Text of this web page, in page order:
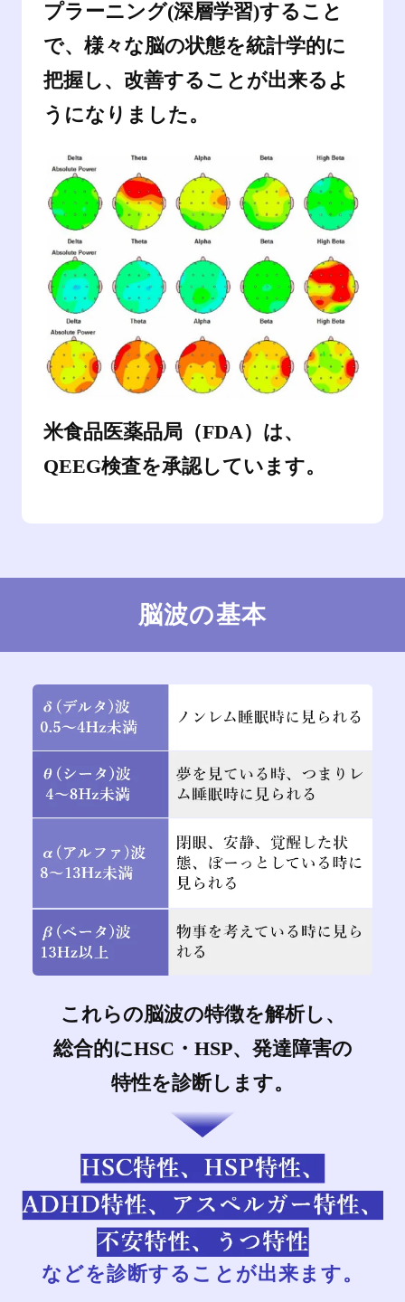
プラーニング(深層学習)すること
で、様々な脳の状態を統計学的に
把握し、改善することが出来るよ
うになりました。
米食品医薬品局（FDA）は、
QEEG検査を承認しています。
脳波の基本
これらの脳波の特徴を解析し、
総合的にHSC・HSP、発達障害の
特性を診断します。
などを診断することが出来ます。